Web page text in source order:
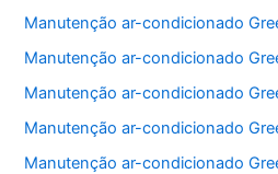
Manutenção ar-condicionado
Manutenção ar-condicionado
Manutenção ar-condicionado
Manutenção ar-condicionado
Manutenção ar-condicionado